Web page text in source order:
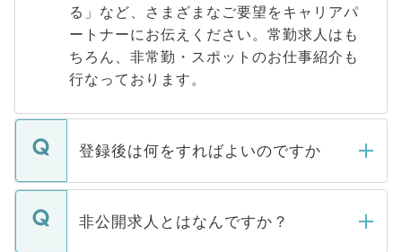
る」など、さまざまなご要望をキャリアパ
ートナーにお伝えください。常勤求人はも
ちろん、非常勤・スポットのお仕事紹介も
行なっております。
登録後は何をすればよいのですか
ご登録いただきましたら、弊社担当者がご
登録内容を確認し、その後メールもしくは
非公開求人とはなんですか？